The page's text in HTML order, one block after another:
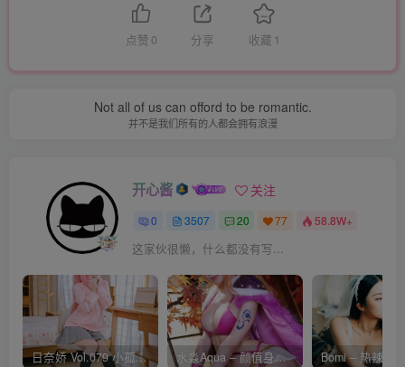
点赞 0 分享 收藏 1
Not all of us can offord to be romantic.
并不是我们所有的人都会拥有浪漫
开心酱 关注
0 3507 20 77 58.8W+
这家伙很懒，什么都没有写...
日奈娇 Vol.079 小孤独 [134P-1.84GB] 水淼Aqua – 颜值身材双在线 火爆日本 Cos写真作品合集